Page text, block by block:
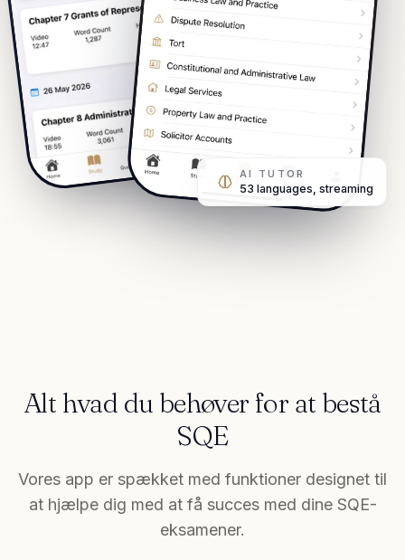
AI TUTOR
53 languages, streaming
Alt hvad du behøver for at bestå
SQE
Vores app er spækket med funktioner designet til
at hjælpe dig med at få succes med dine SQE-
eksamener.